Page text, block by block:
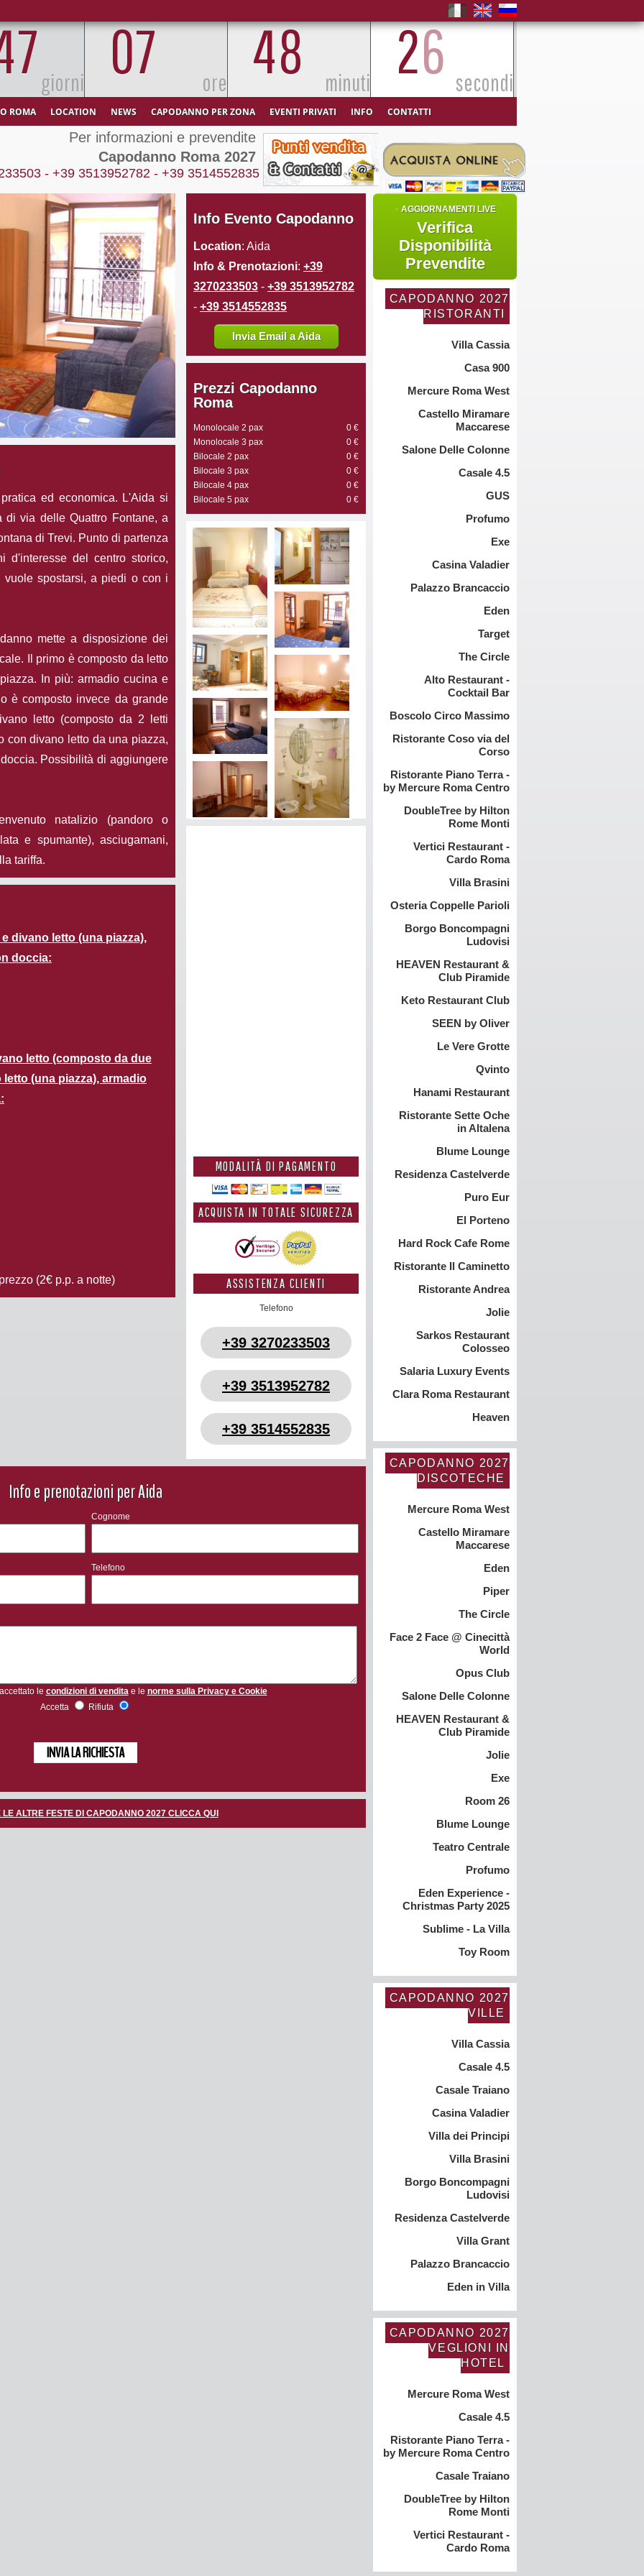
7giorni 07 ore 48 minuti 2 secondi
ROMA LOCATION NEWS CAPODANNO PER ZONA EVENTI PRIVATI INFO CONTATTI
Per informazioni e prevendite
Capodanno Roma 2027
- +39 3513952782 - +39 3514552835
ed economica. L'Aida si
via delle Quattro Fontane, a
di Trevi. Punto di partenza
d'interesse del centro storico,
vuole spostarsi, a piedi o con i
mette a disposizione dei
Il primo è composto da letto
In più: armadio cucina e
è composto invece da grande
letto (composto da 2 letti
con divano letto da una piazza,
Possibilità di aggiungere
natalizio (pandoro o
e spumante), asciugamani,
tariffa.
divano letto (una piazza),
doccia:
letto (composto da due
(una piazza), armadio
(2€ p.p. a notte)
Info Evento Capodanno
Location: Aida
Info & Prenotazioni: +39
3270233503 - +39 3513952782
- +39 3514552835
Invia Email a Aida
Prezzi Capodanno
Roma
Monolocale 2 pax
0 €
Monolocale 3 pax
0 €
Bilocale 2 pax
0 €
Bilocale 3 pax
0 €
Bilocale 4 pax
0 €
Bilocale 5 pax
0 €
MODALITÀ DI PAGAMENTO
ACQUISTA IN TOTALE SICUREZZA
ASSISTENZA CLIENTI
Telefono
+39 3270233503
+39 3513952782
+39 3514552835
Info e prenotazioni per Aida
Cognome
Telefono
le condizioni di venditae le norme sulla Privacy e Cookie
Accetta
Rifiuta
LE ALTRE FESTE DI CAPODANNO 2027 CLICCA QUI
AGGIORNAMENTI LIVE
Verifica
Disponibilità
Prevendite
CAPODANNO 2027
RISTORANTI
Villa Cassia
Casa 900
Mercure Roma West
Castello Miramare
Maccarese
Salone Delle Colonne
Casale 4.5
GUS
Profumo
Exe
Casina Valadier
Palazzo Brancaccio
Eden
Target
The Circle
Alto Restaurant -
Cocktail Bar
Boscolo Circo Massimo
Ristorante Coso via del
Corso
Ristorante Piano Terra -
by Mercure Roma Centro
DoubleTree by Hilton
Rome Monti
Vertici Restaurant -
Cardo Roma
Villa Brasini
Osteria Coppelle Parioli
Borgo Boncompagni
Ludovisi
HEAVEN Restaurant &
Club Piramide
Keto Restaurant Club
SEEN by Oliver
Le Vere Grotte
Qvinto
Hanami Restaurant
Ristorante Sette Oche
in Altalena
Blume Lounge
Residenza Castelverde
Puro Eur
El Porteno
Hard Rock Cafe Rome
Ristorante Il Caminetto
Ristorante Andrea
Jolie
Sarkos Restaurant
Colosseo
Salaria Luxury Events
Clara Roma Restaurant
Heaven
CAPODANNO 2027
DISCOTECHE
Mercure Roma West
Castello Miramare
Maccarese
Eden
Piper
The Circle
Face 2 Face @ Cinecittà
World
Opus Club
Salone Delle Colonne
HEAVEN Restaurant &
Club Piramide
Jolie
Exe
Room 26
Blume Lounge
Teatro Centrale
Profumo
Eden Experience -
Christmas Party 2025
Sublime - La Villa
Toy Room
CAPODANNO 2027
VILLE
Villa Cassia
Casale 4.5
Casale Traiano
Casina Valadier
Villa dei Principi
Villa Brasini
Borgo Boncompagni
Ludovisi
Residenza Castelverde
Villa Grant
Palazzo Brancaccio
Eden in Villa
CAPODANNO 2027
VEGLIONI IN
HOTEL
Mercure Roma West
Casale 4.5
Ristorante Piano Terra -
by Mercure Roma Centro
Casale Traiano
DoubleTree by Hilton
Rome Monti
Vertici Restaurant -
Cardo Roma